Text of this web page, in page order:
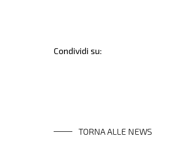
Condividi su:
TORNA ALLE NEWS